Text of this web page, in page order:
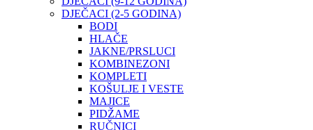
DJEČACI (2-5 GODINA)
BODI
HLAČE
JAKNE/PRSLUCI
KOMBINEZONI
KOMPLETI
KOŠULJE I VESTE
MAJICE
PIDŽAME
RUČNICI